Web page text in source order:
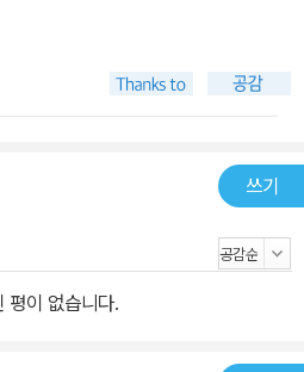
쓰기
평이 없습니다.